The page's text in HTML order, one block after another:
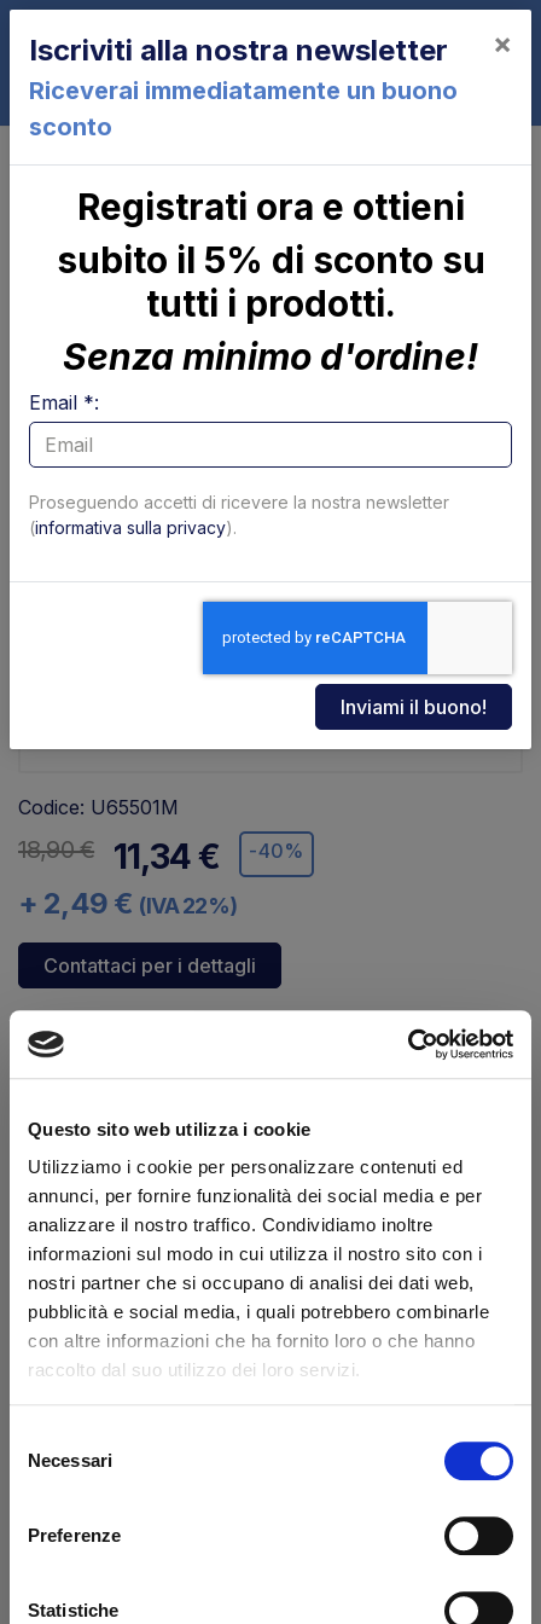
Questo sito web utilizza i cookie
Utilizziamo i cookie per personalizzare contenuti ed
annunci, per fornire funzionalità dei social media e per
analizzare il nostro traffico. Condividiamo inoltre
informazioni sul modo in cui utilizza il nostro sito con i
nostri partner che si occupano di analisi dei dati web,
pubblicità e social media, i quali potrebbero combinarle
con altre informazioni che ha fornito loro o che hanno
raccolto dal suo utilizzo dei loro servizi.
delNecessari
Preferenze
Statistiche
0
Coperchio gruppo sponda 180x180
mm MBB - USATO
Codice: U65501M
18,90 € 11,34 € -40%
+ 2,49 € (IVA 22%)
Contattaci per i dettagli
Disponibilità:
Dicono di noi
Ottimo
fonte business profile
Claudio Andres Flores Lizana
Lascio il mio commento positivo
Iscriviti alla nostra newsletter
Riceverai immediatamente un buono
sconto
×
Registrati ora e ottieni
subito il 5% di sconto su
tutti i prodotti.
Senza minimo d'ordine!
Email *:
Proseguendo accetti di ricevere la nostra newsletter
(informativa sulla privacy).